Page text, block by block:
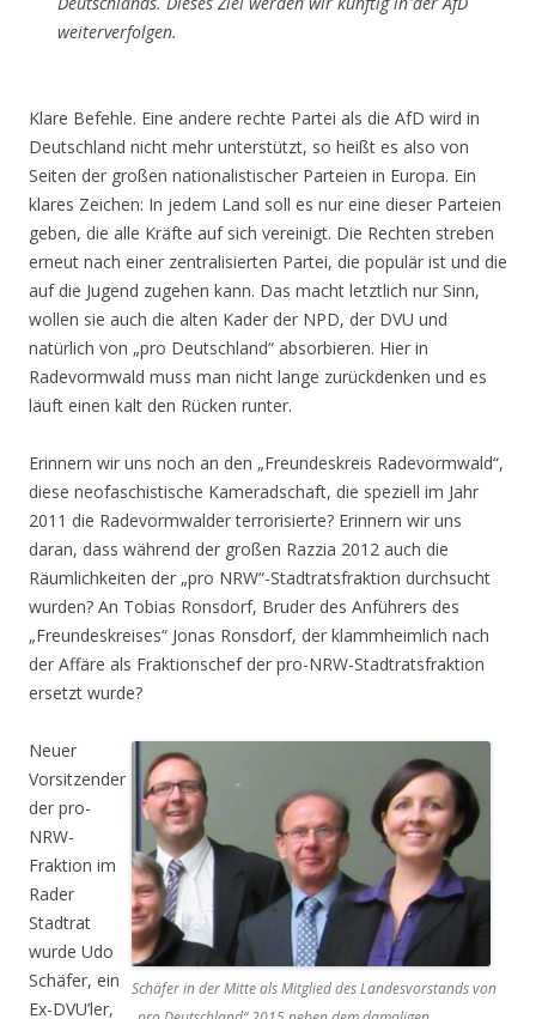
weiterverfolgen.
Klare Befehle. Eine andere rechte Partei als die AfD wird in
Deutschland nicht mehr unterstützt, so heißt es also von
Seiten der großen nationalistischer Parteien in Europa. Ein
klares Zeichen: In jedem Land soll es nur eine dieser Parteien
geben, die alle Kräfte auf sich vereinigt. Die Rechten streben
erneut nach einer zentralisierten Partei, die populär ist und die
auf die Jugend zugehen kann. Das macht letztlich nur Sinn,
wollen sie auch die alten Kader der NPD, der DVU und
natürlich von „pro Deutschland“ absorbieren. Hier in
Radevormwald muss man nicht lange zurückdenken und es
läuft einen kalt den Rücken runter.
Erinnern wir uns noch an den „Freundeskreis Radevormwald“,
diese neofaschistische Kameradschaft, die speziell im Jahr
2011 die Radevormwalder terrorisierte? Erinnern wir uns
daran, dass während der großen Razzia 2012 auch die
Räumlichkeiten der „pro NRW“-Stadtratsfraktion durchsucht
wurden? An Tobias Ronsdorf, Bruder des Anführers des
„Freundeskreises“ Jonas Ronsdorf, der klammheimlich nach
der Affäre als Fraktionschef der pro-NRW-Stadtratsfraktion
ersetzt wurde?
Schäfer in der Mitte als Mitglied des Landesvorstands von
Neuer
Vorsitzender
der pro-
NRW-
Fraktion im
Rader
Stadtrat
wurde Udo
Schäfer, ein
Ex-DVU’ler,